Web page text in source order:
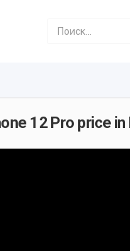
12 Pro price